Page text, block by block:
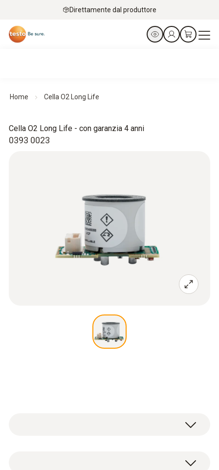
Direttamente dal produttore
Home Cella O2 Long Life
0393 0023
Cella O2 Long Life - con garanzia 4 anni
Cella Ossigeno Long Life con garanzia 4 anni